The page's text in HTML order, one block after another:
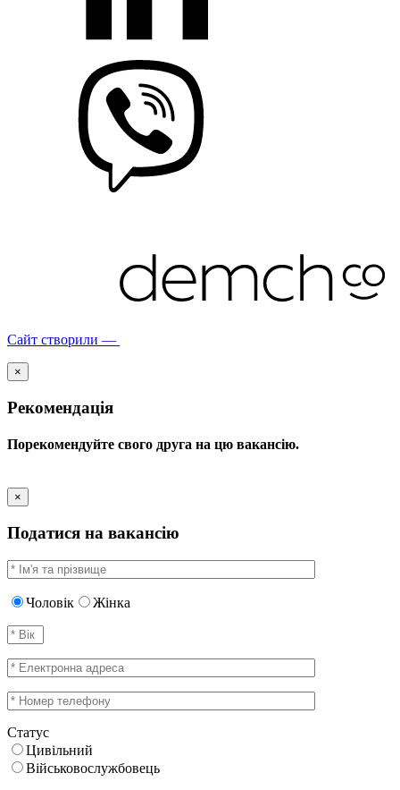
Сайт створили —
×
Рекомендація
Порекомендуйте свого друга на цю вакансію.
×
Податися на вакансію
Чоловік Жінка
Статус
Цивільний
Військовослужбовець